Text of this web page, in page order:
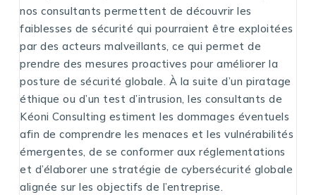
nos consultants permettent de découvrir les
faiblesses de sécurité qui pourraient être exploitées
par des acteurs malveillants, ce qui permet de
prendre des mesures proactives pour améliorer la
posture de sécurité globale. À la suite d’un piratage
éthique ou d’un test d’intrusion, les consultants de
Kéoni Consulting estiment les dommages éventuels
afin de comprendre les menaces et les vulnérabilités
émergentes, de se conformer aux réglementations
et d’élaborer une stratégie de cybersécurité globale
alignée sur les objectifs de l’entreprise.